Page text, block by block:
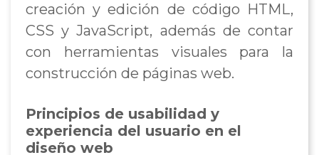
creación y edición de código HTML,
CSS y JavaScript, además de contar
con herramientas visuales para la
construcción de páginas web.
Principios de usabilidad y
experiencia del usuario en el
diseño web